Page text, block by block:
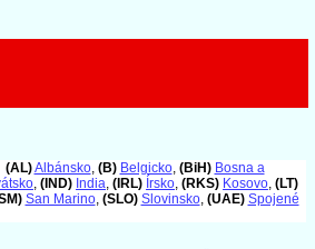
(AL)Albánsko, (B) Belgicko, (BiH) Bosna a
, (IND) India, (IRL) Írsko, (RKS) Kosovo, (LT)
San Marino, (SLO) Slovinsko, (UAE) Spojené